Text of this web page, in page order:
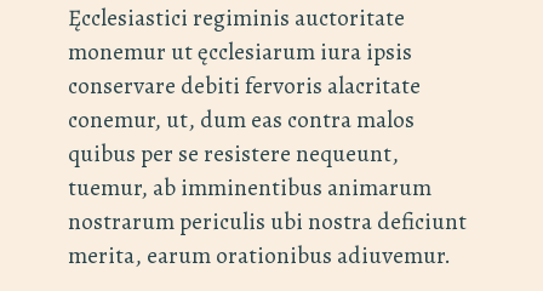
Ęcclesiastici regiminis auctoritate
monemur ut ęcclesiarum iura ipsis
conservare debiti fervoris alacritate
conemur, ut, dum eas contra malos
quibus per se resistere nequeunt,
tuemur, ab imminentibus animarum
nostrarum periculis ubi nostra deficiunt
merita, earum orationibus adiuvemur.